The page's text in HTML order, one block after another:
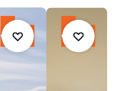
vendre
vendre